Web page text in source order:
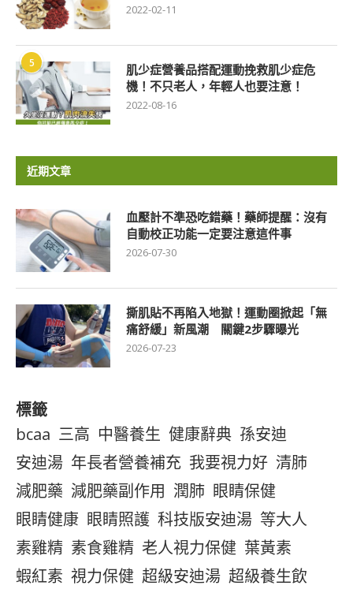
2022-02-11
5
肌少症營養品搭配運動挽救肌少症危
機！不只老人，年輕人也要注意！
2022-08-16
近期文章
血壓計不準恐吃錯藥！藥師提醒：沒有
自動校正功能一定要注意這件事
2026-07-30
撕肌貼不再陷入地獄！運動圈掀起「無
痛舒緩」新風潮 關鍵2步驟曝光
2026-07-23
標籤
bcaa 三高 中醫養生 健康辭典 孫安迪
安迪湯 年長者營養補充 我要視力好 清肺
減肥藥 減肥藥副作用 潤肺 眼睛保健
眼睛健康 眼睛照護 科技版安迪湯 等大人
素雞精 素食雞精 老人視力保健 葉黃素
蝦紅素 視力保健 超級安迪湯 超級養生飲